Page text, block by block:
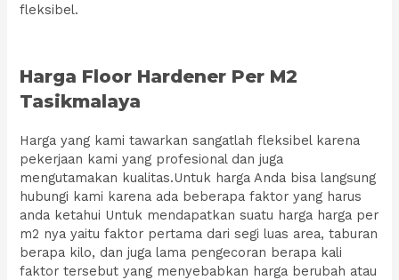
fleksibel.
Harga Floor Hardener Per M2
Tasikmalaya
Harga yang kami tawarkan sangatlah fleksibel karena
pekerjaan kami yang profesional dan juga
mengutamakan kualitas.Untuk harga Anda bisa langsung
hubungi kami karena ada beberapa faktor yang harus
anda ketahui Untuk mendapatkan suatu harga harga per
m2 nya yaitu faktor pertama dari segi luas area, taburan
berapa kilo, dan juga lama pengecoran berapa kali
faktor tersebut yang menyebabkan harga berubah atau